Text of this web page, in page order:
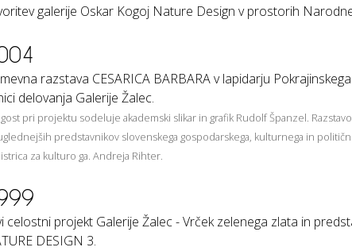
galerije Oskar Kogoj Nature Design v prostorih
razstava CESARICA BARBARA v lapidarju
delovanja Galerije Žalec.
pri projektu sodeluje akademski slikar in grafik Rudolf Španzel.
predstavnikov slovenskega gospodarskega, kulturnega in
za kulturo ga. Andreja Rihter.
celostni projekt Galerije Žalec - Vrček zelenega zlata in
DESIGN 3.